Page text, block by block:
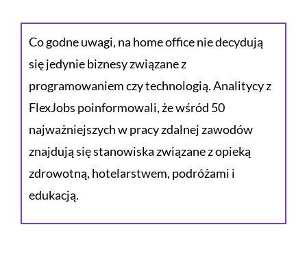
Co godne uwagi, na home office nie decydują
się jedynie biznesy związane z
programowaniem czy technologią. Analitycy z
FlexJobs poinformowali, że wśród 50
najważniejszych w pracy zdalnej zawodów
znajdują się stanowiska związane z opieką
zdrowotną, hotelarstwem, podróżami i
edukacją.